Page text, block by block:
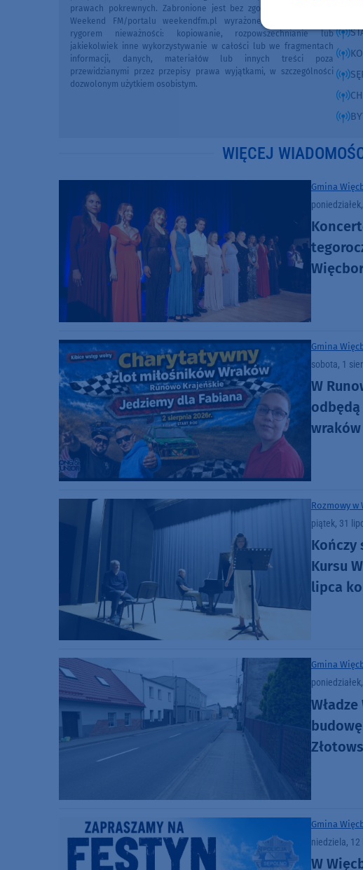
prawach pokrewnych. Zabronione jest bez zgody Redakcji Radia
Weekend FM/portalu weekendfm.pl wyrażonej na piśmie pod
rygorem nieważności: kopiowanie, rozpowszechnianie lub
jakiekolwiek inne wykorzystywanie w całości lub we fragmentach
informacji, danych, materiałów lub innych treści poza
przewidzianymi przez przepisy prawa wyjątkami, w szczególności
dozwolonym użytkiem osobistym.
WIĘCEJ
Gmina
Gmina
sobota, 1
W
Rozmowy w
piątek, 31
Kończy
Kursu
lipca
Gmina
Gmina
niedziela, 12
W